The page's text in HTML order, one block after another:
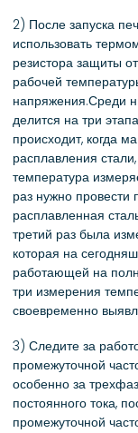
2) После запуска
использовать
резистора защиты
рабочей
напряжения.Среди
делится на три
происходит, когда
расплавления
температура
раз нужно провести
расплавленная
третий раз была
которая на
работающей на
три измерения
своевременно
3) Следите за
промежуточной
особенно за
постоянного тока,
промежуточной